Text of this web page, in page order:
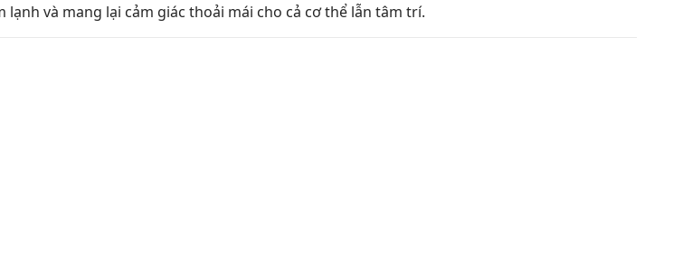
và mang lại cảm giác thoải mái cho cả cơ thể lẫn tâm trí.